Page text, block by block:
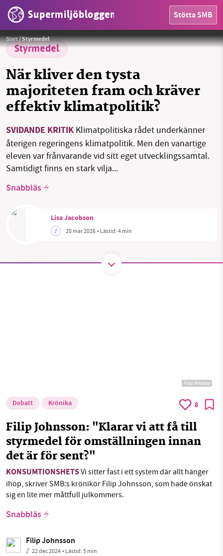
Supermiljöbloggen Stötta SMB
OMRÅDEN
MILJÖFAKTA
OM OSS
Sök Sparade inlägg
Start/Styrmedel
Styrmedel
När kliver den tysta
majoriteten fram och kräver
effektiv klimatpolitik?
SVIDANDE KRITIK Klimatpolitiska rådet underkänner
återigen regeringens klimatpolitik. Men den vanartige
eleven var frånvarande vid sitt eget utvecklingssamtal.
Samtidigt finns en stark vilja...
Snabbläs
Lisa Jacobson
20 mar 2026• Lästid:4 min
Klimatpolitiska rådets rapport presenteras av vice ordförande Olof Johansson Stenman.Foto: Lisa Jacobson
Foto:Pixabay
Debatt Krönika 8
Filip Johnsson: "Klarar vi att få till
styrmedel för omställningen innan
det är för sent?"
KONSUMTIONSHETSVi sitter fast i ett system där allt hänger
ihop, skriver SMB:s krönikör Filip Johnsson, som hade önskat
sig en lite mer måttfull julkommers.
Snabbläs
Filip Johnsson
22 dec 2024• Lästid:5 min
starten 2010 har vår ideella redaktion drivit
miljödebatten framåt genom
nyhetsbevakning och granskningar. Nu vill vi
utveckla vårt arbete – och vi hoppas att du
1231368703